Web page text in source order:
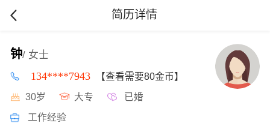
简历详情
钟/ 女士
134****7943 【查看需要80金币】
30岁 大专 已婚
工作经验